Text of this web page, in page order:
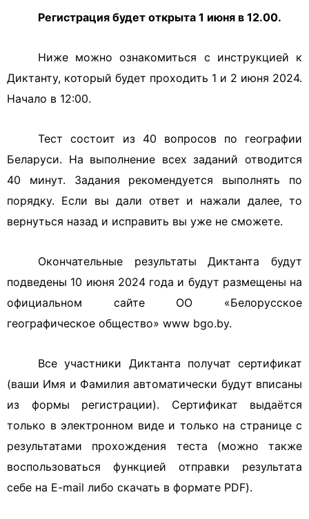
Регистрация будет открыта 1 июня в 12.00.
Ниже можно ознакомиться с инструкцией к
Диктанту, который будет проходить 1 и 2 июня 2024.
Начало в 12:00.
Тест состоит из 40 вопросов по географии
Беларуси. На выполнение всех заданий отводится
40 минут. Задания рекомендуется выполнять по
порядку. Если вы дали ответ и нажали далее, то
вернуться назад и исправить вы уже не сможете.
Окончательные результаты Диктанта будут
подведены 10 июня 2024 года и будут размещены на
официальном сайте ОО «Белорусское
географическое общество» www bgo.by.
Все участники Диктанта получат сертификат
(ваши Имя и Фамилия автоматически будут вписаны
из формы регистрации). Сертификат выдаётся
только в электронном виде и только на странице с
результатами прохождения теста (можно также
воспользоваться функцией отправки результата
себе на E-mail либо скачать в формате PDF).